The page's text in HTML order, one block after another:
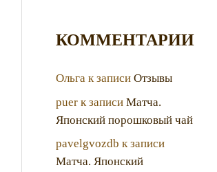
КОММЕНТАРИИ
Ольгак записи Отзывы
puerк записи Матча.
Японский порошковый чай
pavelgvozdb к записи
Матча. Японский